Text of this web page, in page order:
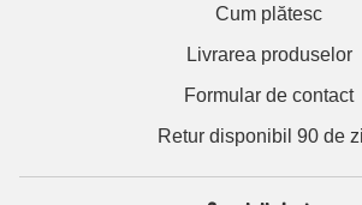
Cum plătesc
Livrarea produselor
Formular de contact
Retur disponibil 90 de